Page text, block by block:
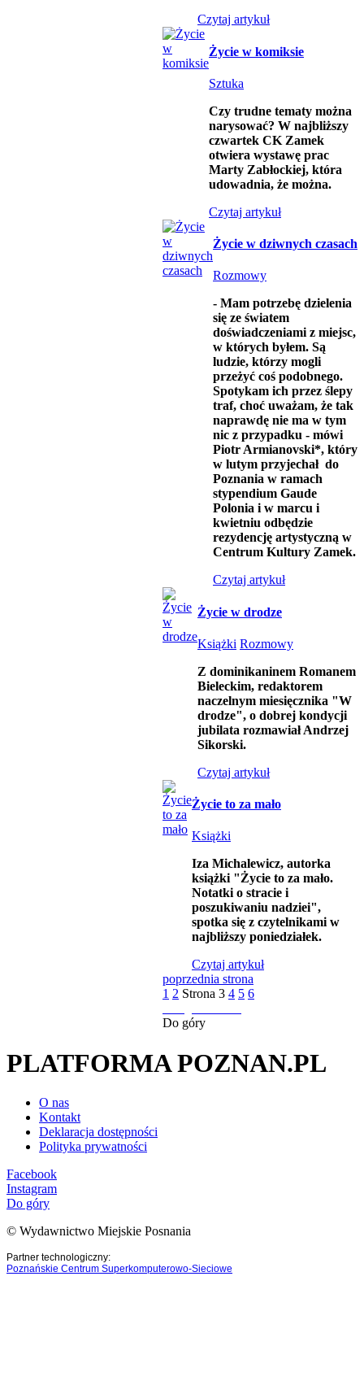
Czytaj artykuł
Życie w komiksie
Sztuka
Czy trudne tematy można
narysować? W najbliższy
czwartek CK Zamek
otwiera wystawę prac
Marty Zabłockiej, która
udowadnia, że można.
Czytaj artykuł
Życie w dziwnych czasach
Rozmowy
- Mam potrzebę dzielenia
się ze światem
doświadczeniami z miejsc,
w których byłem. Są
ludzie, którzy mogli
przeżyć coś podobnego.
Spotykam ich przez ślepy
traf, choć uważam, że tak
naprawdę nie ma w tym
nic z przypadku - mówi
Piotr Armianovski*, który
w lutym przyjechał do
Poznania w ramach
stypendium Gaude
Polonia i w marcu i
kwietniu odbędzie
rezydencję artystyczną w
Centrum Kultury Zamek.
Czytaj artykuł
Życie w drodze
Książki Rozmowy
Z dominikaninem Romanem
Bieleckim, redaktorem
naczelnym miesięcznika "W
drodze", o dobrej kondycji
jubilata rozmawiał Andrzej
Sikorski.
Czytaj artykuł
Życie to za mało
Książki
Iza Michalewicz, autorka
książki "Życie to za mało.
Notatki o stracie i
poszukiwaniu nadziei",
spotka się z czytelnikami w
najbliższy poniedziałek.
Czytaj artykuł
poprzednia strona
1 2 Strona 3 4 5 6
Do góry
PLATFORMA POZNAN.PL
O nas
Kontakt
Deklaracja dostępności
Polityka prywatności
Facebook
Instagram
Do góry
© Wydawnictwo Miejskie Posnania
Partner technologiczny:
Poznańskie Centrum Superkomputerowo-Sieciowe